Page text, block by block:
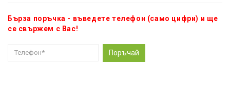
Бърза поръчка - въведете телефон (само цифри) и ще
се свържем с Вас!
Поръчай